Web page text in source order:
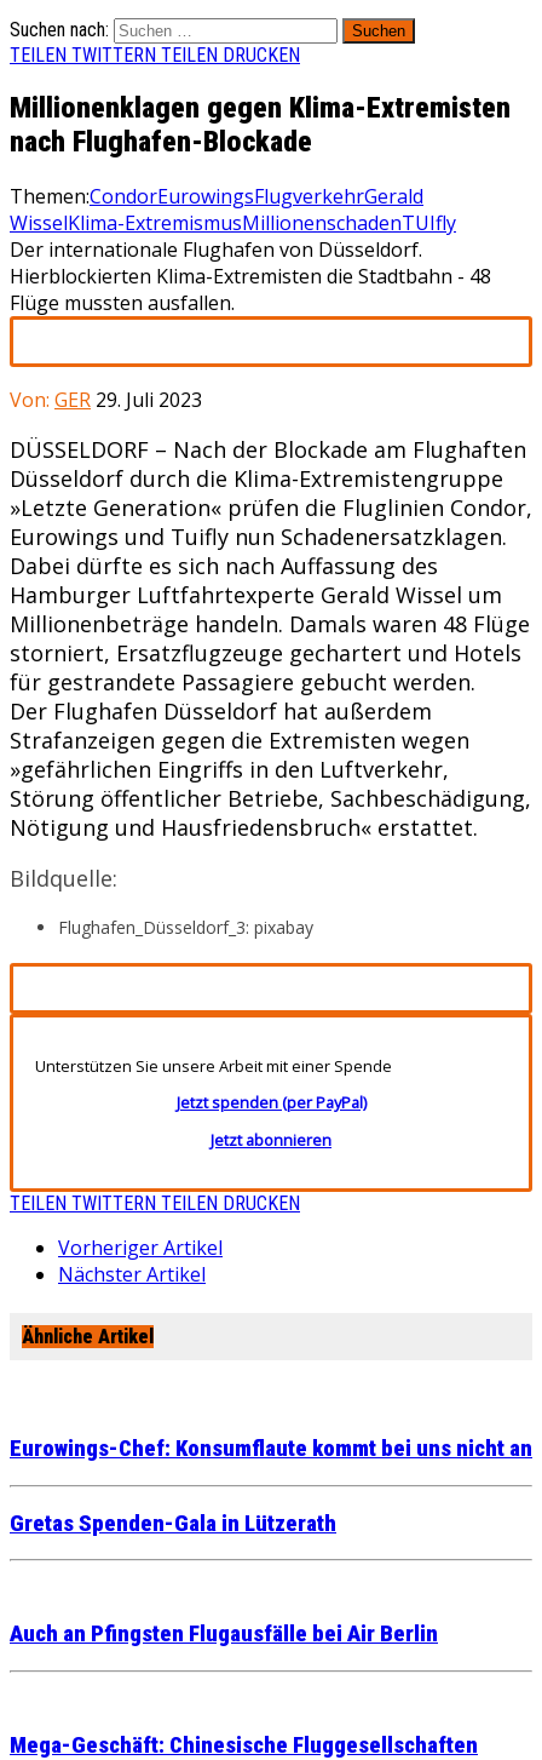
Suchen nach:
TEILEN TWITTERN TEILEN DRUCKEN
Millionenklagen gegen Klima-Extremisten
nach Flughafen-Blockade
Themen:CondorEurowingsFlugverkehrGerald
WisselKlima-ExtremismusMillionenschadenTUIfly
Der internationale Flughafen von Düsseldorf.
Hierblockierten Klima-Extremisten die Stadtbahn - 48
Flüge mussten ausfallen.
Von: GER 29. Juli 2023
DÜSSELDORF – Nach der Blockade am Flughaften
Düsseldorf durch die Klima-Extremistengruppe
»Letzte Generation« prüfen die Fluglinien Condor,
Eurowings und Tuifly nun Schadenersatzklagen.
Dabei dürfte es sich nach Auffassung des
Hamburger Luftfahrtexperte Gerald Wissel um
Millionenbeträge handeln. Damals waren 48 Flüge
storniert, Ersatzflugzeuge gechartert und Hotels
für gestrandete Passagiere gebucht werden.
Der Flughafen Düsseldorf hat außerdem
Strafanzeigen gegen die Extremisten wegen
»gefährlichen Eingriffs in den Luftverkehr,
Störung öffentlicher Betriebe, Sachbeschädigung,
Nötigung und Hausfriedensbruch« erstattet.
Bildquelle:
Flughafen_Düsseldorf_3: pixabay
Unterstützen Sie unsere Arbeit mit einer Spende
Jetzt spenden (per PayPal)
Jetzt abonnieren
TEILEN TWITTERN TEILEN DRUCKEN
Vorheriger Artikel
Nächster Artikel
Ähnliche Artikel
Eurowings-Chef: Konsumflaute kommt bei uns nicht an
Gretas Spenden-Gala in Lützerath
Auch an Pfingsten Flugausfälle bei Air Berlin
Mega-Geschäft: Chinesische Fluggesellschaften